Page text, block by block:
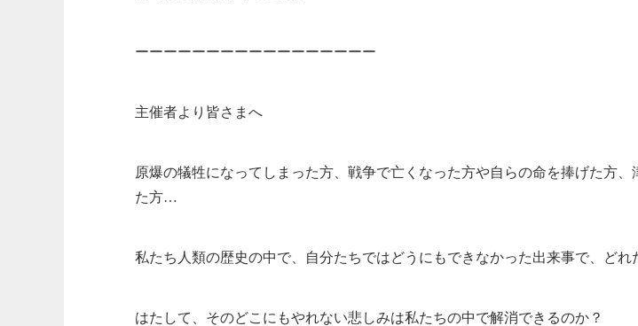
ーーーーーーーーーーーーーーーーー
主催者より皆さまへ
原爆の犠牲になってしまった方、戦争で亡くなった方や自らの命を捧げた方
た方…
私たち人類の歴史の中で、自分たちではどうにもできなかった出来事で、どれ
はたして、そのどこにもやれない悲しみは私たちの中で解消できるのか？